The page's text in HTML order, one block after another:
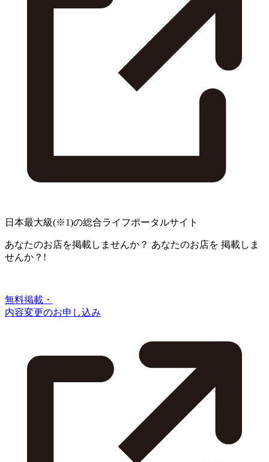
日本最大級(※1)の総合ライフポータルサイト
あなたのお店を掲載しませんか？ あなたのお店を 掲載しま
せんか？!
無料掲載・
内容変更のお申し込み